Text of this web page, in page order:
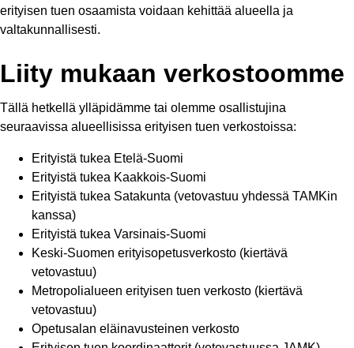
erityisen tuen osaamista voidaan kehittää alueella ja
valtakunnallisesti.
Liity mukaan verkostoomme
Tällä hetkellä ylläpidämme tai olemme osallistujina
seuraavissa alueellisissa erityisen tuen verkostoissa:
Erityistä tukea Etelä-Suomi
Erityistä tukea Kaakkois-Suomi
Erityistä tukea Satakunta (vetovastuu yhdessä TAMKin
kanssa)
Erityistä tukea Varsinais-Suomi
Keski-Suomen erityisopetusverkosto (kiertävä
vetovastuu)
Metropolialueen erityisen tuen verkosto (kiertävä
vetovastuu)
Opetusalan eläinavusteinen verkosto